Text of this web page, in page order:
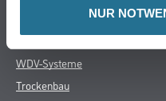
NUR
DATENBLÄTTER
SPEZIFIKATIONEN